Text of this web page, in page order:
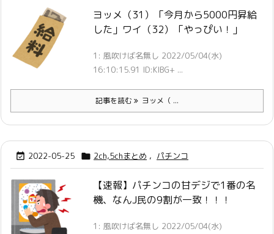
ヨッメ（31）「今月から5000円昇給
した」ワイ（32）「やっぴい！」
1: 風吹けば名無し 2022/05/04(水)
16:10:15.91 ID:KlBG+ ...
記事を読む ヨッメ（ ...
 2022-05-25  2ch,5chまとめ , パチンコ
【速報】パチンコの甘デジで1番の名
機、なんJ民の9割が一致！！！
1: 風吹けば名無し 2022/05/04(水)